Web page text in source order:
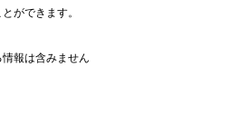
ができます。
報は含みません